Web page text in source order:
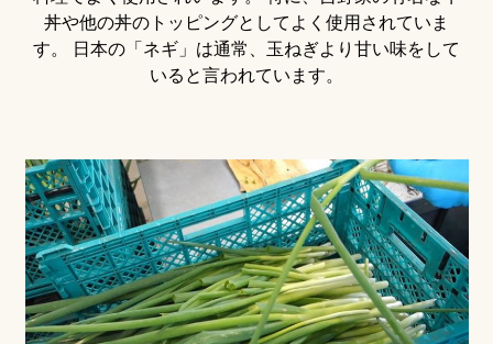
丼や他の丼のトッピングとしてよく使用されていま
す。 日本の「ネギ」は通常、玉ねぎより甘い味をして
いると言われています。